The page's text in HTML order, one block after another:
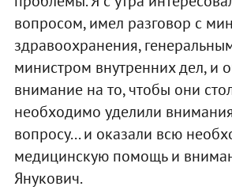
вопросом, имел разговор с
здравоохранения,
министром внутренних дел, и
внимание на то, чтобы они
необходимо уделили
вопросу... и оказали всю
медицинскую помощь и
Янукович.